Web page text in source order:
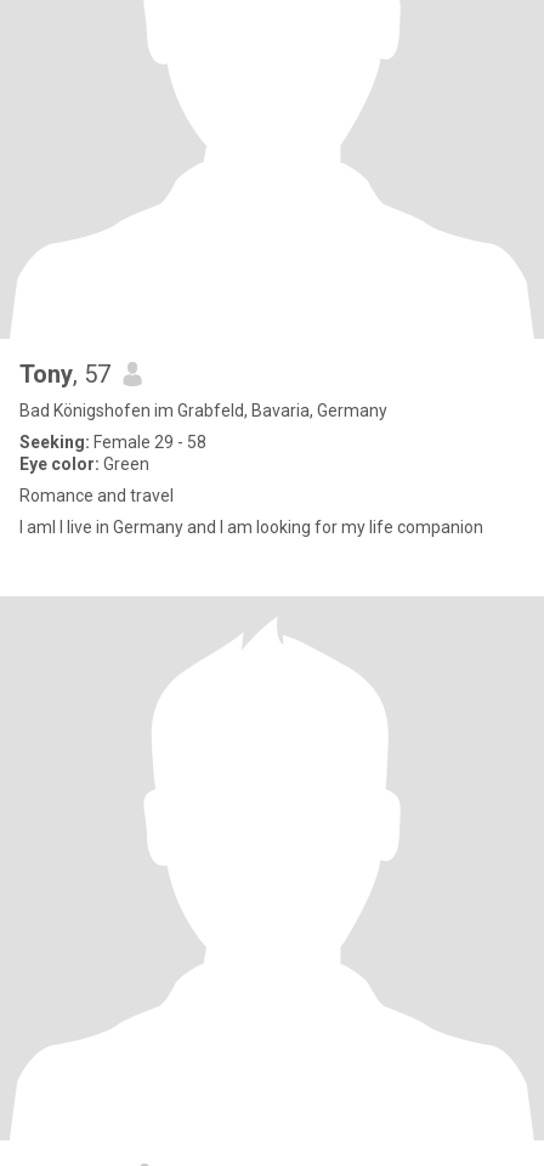
Tony, 57
Bad Königshofen im Grabfeld, Bavaria, Germany
Seeking: Female 29 - 58
Eye color: Green
Romance and travel
I aml I live in Germany and I am looking for my life companion